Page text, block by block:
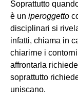
Soprattutto
è un iperoggetto
disciplinari si
infatti, chiama in
chiarirne i
affrontarla
soprattutto
uniscano.